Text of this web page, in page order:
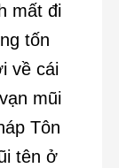
mất đi
tốn
về cái
mũi
Tôn
tên ở